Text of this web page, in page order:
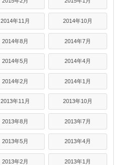
2014年11月 2014年10月
2014年8月 2014年7月
2014年5月 2014年4月
2014年2月 2014年1月
2013年11月 2013年10月
2013年8月 2013年7月
2013年5月 2013年4月
2013年2月 2013年1月